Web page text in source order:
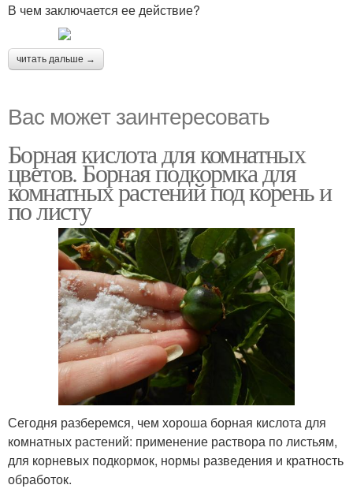
В чем заключается ее действие?
читать дальше →
Вас может заинтересовать
Борная кислота для комнатных
цветов. Борная подкормка для
комнатных растений под корень и
по листу
Сегодня разберемся, чем хороша борная кислота для
комнатных растений: применение раствора по листьям,
для корневых подкормок, нормы разведения и кратность
обработок.